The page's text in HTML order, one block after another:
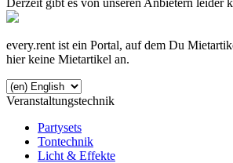
every.rent ist ein Portal, auf dem Du
hier keine Mietartikel an.
Veranstaltungstechnik
Partysets
Tontechnik
Licht & Effekte